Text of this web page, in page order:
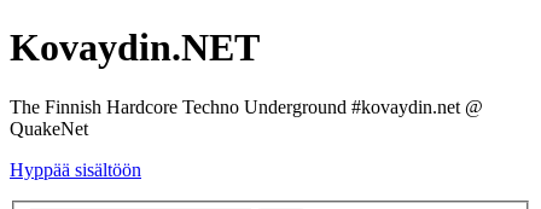
Kovaydin.NET
The Finnish Hardcore Techno Underground #kovaydin.net @
QuakeNet
Hyppää sisältöön